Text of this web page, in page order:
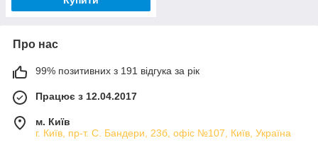
Про нас
99% позитивних з 191 відгука за рік
Працює з 12.04.2017
м. Київ
г. Київ, пр-т. С. Бандери, 23б, офіс №107, Київ, Україна